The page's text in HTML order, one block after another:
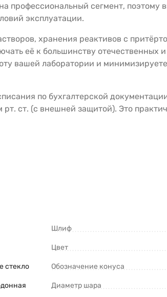
сегмент, поэтому
эксплуатации.
хранения реактивов с
её к большинству отечественных
вашей лаборатории и
по бухгалтерской
ст. (с внешней защитой). Это
стекло
Шлиф
Цвет
Обозначение конуса
Диаметр шара